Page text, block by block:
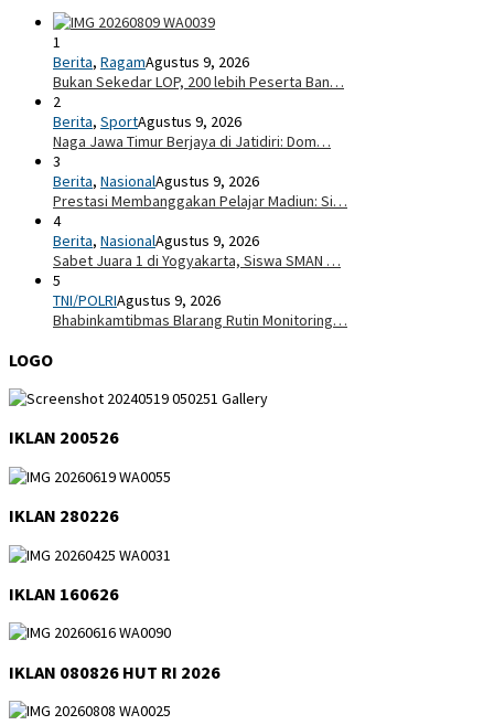
1
Berita, RagamAgustus 9, 2026
Bukan Sekedar LOP, 200 lebih Peserta Ban…
2
Berita, SportAgustus 9, 2026
Naga Jawa Timur Berjaya di Jatidiri: Dom…
3
Berita, NasionalAgustus 9, 2026
Prestasi Membanggakan Pelajar Madiun: Si…
4
Berita, NasionalAgustus 9, 2026
Sabet Juara 1 di Yogyakarta, Siswa SMAN …
5
TNI/POLRIAgustus 9, 2026
Bhabinkamtibmas Blarang Rutin Monitoring…
LOGO
IKLAN 200526
IKLAN 280226
IKLAN 160626
IKLAN 080826 HUT RI 2026